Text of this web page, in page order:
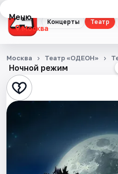
Концерты Театр
Меню
Москва
Концерты
Театр
Стендап
Квесты
Экскурсии
Ночной режим
Москва Театр «ОДЕОН»